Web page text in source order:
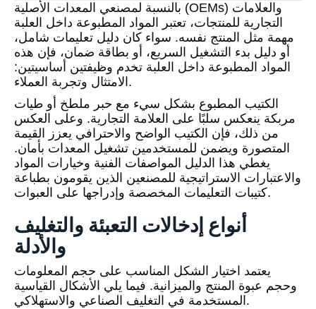
بالنسبة لمصنعي المعدات الأصلية (OEMs) والعلامات
التجارية للمنتجات، تعتبر المواد المطبوعة داخل العلبة
مهمة مثل المنتج نفسه. سواء كان دليل تعليمات شامل،
أو دليل بدء التشغيل السريع، أو بطاقة ضمان، فإن هذه
المواد المطبوعة داخل العلبة تخدم وظيفتين أساسيتين:
الامتثال وتجربة العملاء.
الكتيب المطبوع بشكل سيء مع حبر ملطخ أو طيات
مربكة ينعكس سلبًا على العلامة التجارية. وعلى العكس
من ذلك، فإن الكتيب الواضح والاحترافي يعزز القيمة
المتصورة ويضمن للمستخدمين تشغيل المعدات بأمان.
يغطي هذا الدليل المواصفات الفنية وخيارات المواد
والاعتبارات الاستراتيجية للمصنعين الذين يقومون بطباعة
كتيبات التعليمات المخصصة وإدراجها على العبوات.
أنواع إدخالات التعبئة والتغليف
والأدلة
يعتمد اختيار الشكل المناسب على حجم المعلومات
وحجم عبوة المنتج والميزانية. فيما يلي الأشكال القياسية
المستخدمة في التغليف الصناعي والاستهلاكي.